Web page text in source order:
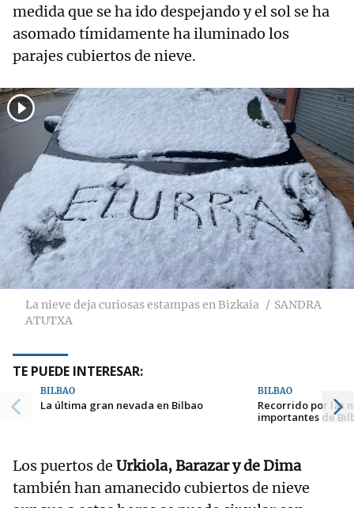
medida que se ha ido despejando y el sol se ha
asomado tímidamente ha iluminado los
parajes cubiertos de nieve.
La nieve deja curiosas estampas en Bizkaia
SANDRA
ATUTXA
TE PUEDE INTERESAR:
BILBAO
La última gran nevada en Bilbao
BILBAO
Recorrido por las
importantes de
Los puertos de Urkiola, Barazar y de Dima
también han amanecido cubiertos de nieve